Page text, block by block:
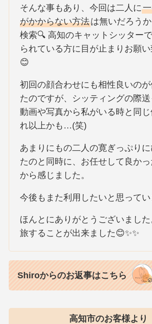
そんな事もあり、今回は二人に
がかからない方法は無いだろう
検索🔍 高知のキャットシッター
られている方に目が止まりお願
😊
初回の顔合わせにも相性良いのが
たのですが、シッティングの際
動画や写真から私がいる時と同
れ以上かも…(笑)
あまりにもの二人の寛ぎっぷり
たのと同時に、お任せして良か
から感じました。
今後もまた利用したいと思って
ほんとにありがとうございまし
旅することが出来ました😊✨✨
Shiroからのお返事はこちら
高知市のお客様より